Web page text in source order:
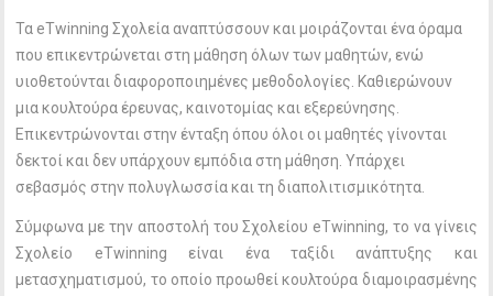
Τα eTwinning Σχολεία αναπτύσσουν και μοιράζονται ένα όραμα
που επικεντρώνεται στη μάθηση όλων των μαθητών, ενώ
υιοθετούνται διαφοροποιημένες μεθοδολογίες. Καθιερώνουν
μια κουλτούρα έρευνας, καινοτομίας και εξερεύνησης.
Επικεντρώνονται στην ένταξη όπου όλοι οι μαθητές γίνονται
δεκτοί και δεν υπάρχουν εμπόδια στη μάθηση. Υπάρχει
σεβασμός στην πολυγλωσσία και τη διαπολιτισμικότητα.
Σύμφωνα με την αποστολή του Σχολείου eTwinning, το να γίνεις
Σχολείο eTwinning είναι ένα ταξίδι ανάπτυξης και
μετασχηματισμού, το οποίο προωθεί κουλτούρα διαμοιρασμένης